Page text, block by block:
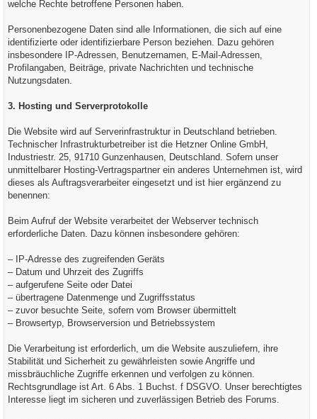
welche Rechte betroffene Personen haben.
Personenbezogene Daten sind alle Informationen, die sich auf eine
identifizierte oder identifizierbare Person beziehen. Dazu gehören
insbesondere IP-Adressen, Benutzernamen, E-Mail-Adressen,
Profilangaben, Beiträge, private Nachrichten und technische
Nutzungsdaten.
3. Hosting und Serverprotokolle
Die Website wird auf Serverinfrastruktur in Deutschland betrieben.
Technischer Infrastrukturbetreiber ist die Hetzner Online GmbH,
Industriestr. 25, 91710 Gunzenhausen, Deutschland. Sofern unser
unmittelbarer Hosting-Vertragspartner ein anderes Unternehmen ist, wird
dieses als Auftragsverarbeiter eingesetzt und ist hier ergänzend zu
benennen:
Beim Aufruf der Website verarbeitet der Webserver technisch
erforderliche Daten. Dazu können insbesondere gehören:
– IP-Adresse des zugreifenden Geräts
– Datum und Uhrzeit des Zugriffs
– aufgerufene Seite oder Datei
– übertragene Datenmenge und Zugriffsstatus
– zuvor besuchte Seite, sofern vom Browser übermittelt
– Browsertyp, Browserversion und Betriebssystem
Die Verarbeitung ist erforderlich, um die Website auszuliefern, ihre
Stabilität und Sicherheit zu gewährleisten sowie Angriffe und
missbräuchliche Zugriffe erkennen und verfolgen zu können.
Rechtsgrundlage ist Art. 6 Abs. 1 Buchst. f DSGVO. Unser berechtigtes
Interesse liegt im sicheren und zuverlässigen Betrieb des Forums.